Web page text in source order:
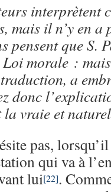
interprètent
mais il n’y en a
pensent que S.
Loi morale :
a
donc
la vraie et
pas,
qui va à
lui[22].